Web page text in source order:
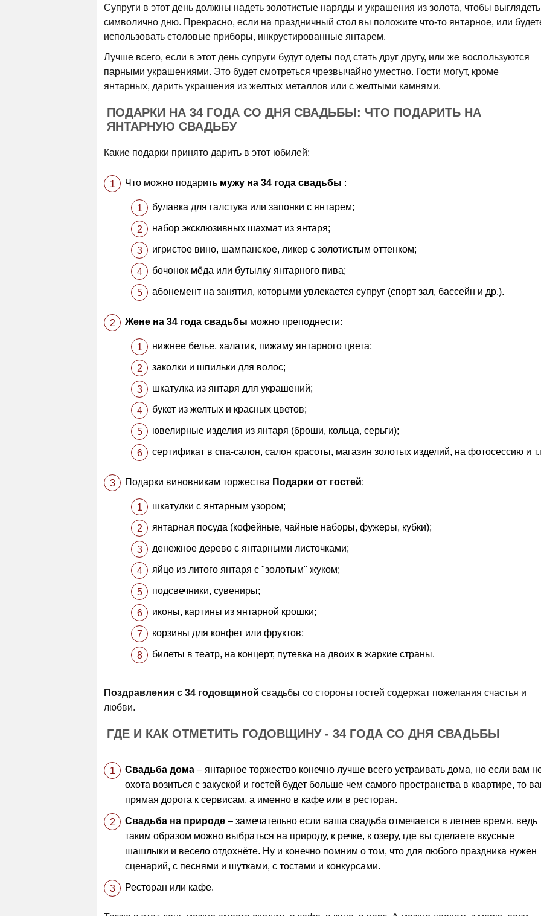
Супруги в этот день должны надеть золотистые наряды и украшения из золота, чтобы выглядеть
символично дню. Прекрасно, если на праздничный стол вы положите что-то янтарное, или
использовать столовые приборы, инкрустированные янтарем.
Лучше всего, если в этот день супруги будут одеты под стать друг другу, или же воспользуются
парными украшениями. Это будет смотреться чрезвычайно уместно. Гости могут, кроме
янтарных, дарить украшения из желтых металлов или с желтыми камнями.
ПОДАРКИ НА 34 ГОДА СО ДНЯ СВАДЬБЫ: ЧТО ПОДАРИТЬ НА
ЯНТАРНУЮ СВАДЬБУ
Какие подарки принято дарить в этот юбилей:
Что можно подарить мужу на 34 года свадьбы :
булавка для галстука или запонки с янтарем;
набор эксклюзивных шахмат из янтаря;
игристое вино, шампанское, ликер с золотистым оттенком;
бочонок мёда или бутылку янтарного пива;
абонемент на занятия, которыми увлекается супруг (спорт зал, бассейн и др.).
Жене на 34 года свадьбы можно преподнести:
нижнее белье, халатик, пижаму янтарного цвета;
заколки и шпильки для волос;
шкатулка из янтаря для украшений;
букет из желтых и красных цветов;
ювелирные изделия из янтаря (броши, кольца, серьги);
сертификат в спа-салон, салон красоты, магазин золотых изделий, на фотосессию и
Подарки виновникам торжества Подарки от гостей:
шкатулки с янтарным узором;
янтарная посуда (кофейные, чайные наборы, фужеры, кубки);
денежное дерево с янтарными листочками;
яйцо из литого янтаря с "золотым" жуком;
подсвечники, сувениры;
иконы, картины из янтарной крошки;
корзины для конфет или фруктов;
билеты в театр, на концерт, путевка на двоих в жаркие страны.
Поздравления с 34 годовщиной свадьбы со стороны гостей содержат пожелания счастья и
любви.
ГДЕ И КАК ОТМЕТИТЬ ГОДОВЩИНУ - 34 ГОДА СО ДНЯ СВАДЬБЫ
Свадьба дома – янтарное торжество конечно лучше всего устраивать дома, но если вам
охота возиться с закуской и гостей будет больше чем самого пространства в квартире, то
прямая дорога к сервисам, а именно в кафе или в ресторан.
Свадьба на природе – замечательно если ваша свадьба отмечается в летнее время, ведь
таким образом можно выбраться на природу, к речке, к озеру, где вы сделаете вкусные
шашлыки и весело отдохнёте. Ну и конечно помним о том, что для любого праздника нужен
сценарий, с песнями и шутками, с тостами и конкурсами.
Ресторан или кафе.